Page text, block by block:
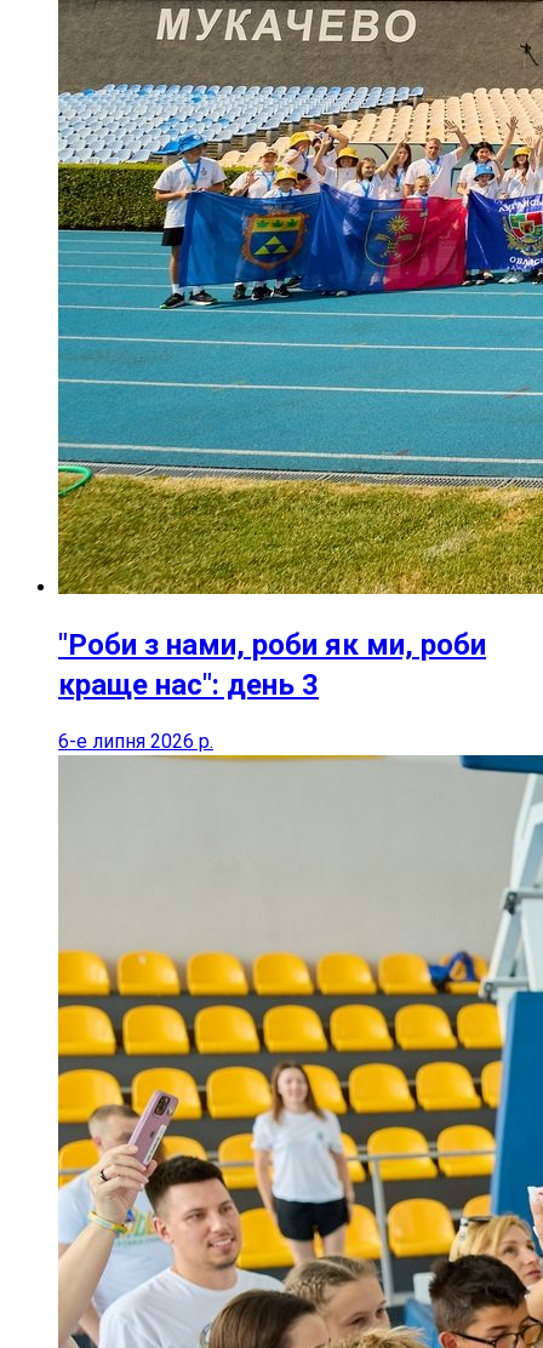
"Роби з нами, роби як ми, роби
краще нас": день 3
6-е липня 2026 р.